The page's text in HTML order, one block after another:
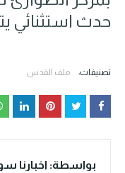
حدث استثنائي
تصنيفات: ملف القدس
بواسطة: اخبارنا